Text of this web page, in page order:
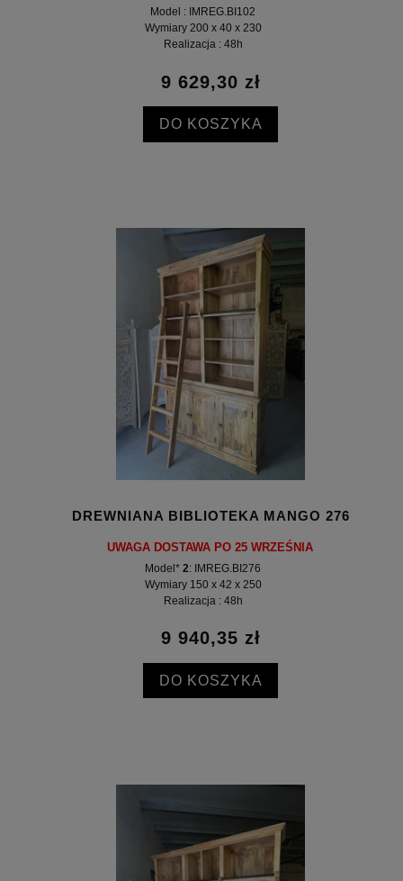
Model : IMREG.BI102
Wymiary 200 x 40 x 230
Realizacja : 48h
9 629,30 zł
DO KOSZYKA
DREWNIANA BIBLIOTEKA MANGO 276
UWAGA DOSTAWA PO 25 WRZEŚNIA
Model* 2: IMREG.BI276
Wymiary 150 x 42 x 250
Realizacja : 48h
9 940,35 zł
DO KOSZYKA